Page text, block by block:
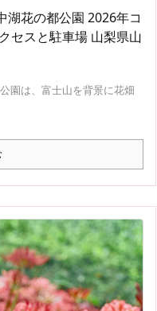
湖花の都公園 2026年コ
セスと駐車場 山梨県山
園は、富士山を背景に花畑